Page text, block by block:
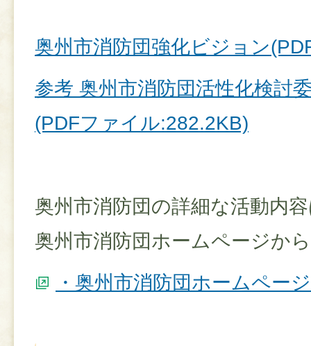
奥州市消防団強化ビジョン
参考 奥州市消防団活性化検討
(PDFファイル:282.2KB)
奥州市消防団の詳細な活動内
奥州市消防団ホームページか
・奥州市消防団ホームペー